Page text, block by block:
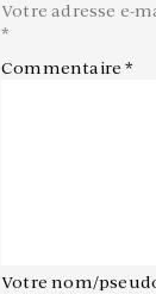
Votre adresse e-
*
Commentaire*
Votre nom/